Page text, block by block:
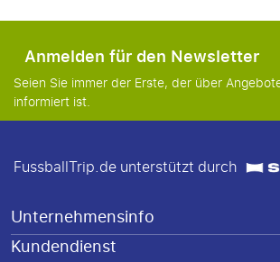
Anmelden für den Newsletter
Seien Sie immer der Erste, der über
informiert ist.
FussballTrip.de unterstützt durch
Unternehmensinfo
Kundendienst